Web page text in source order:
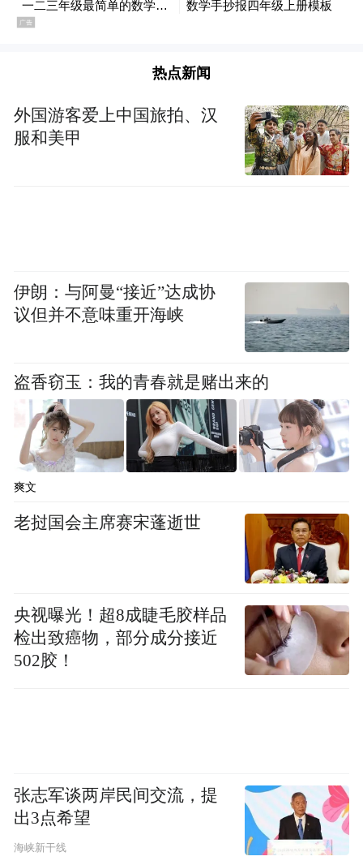
热点新闻
外国游客爱上中国旅拍、汉
服和美甲
伊朗：与阿曼“接近”达成协
议但并不意味重开海峡
盗香窃玉：我的青春就是赌出来的
爽文
老挝国会主席赛宋蓬逝世
央视曝光！超8成睫毛胶样品
检出致癌物，部分成分接近
502胶！
张志军谈两岸民间交流，提
出3点希望
海峡新干线